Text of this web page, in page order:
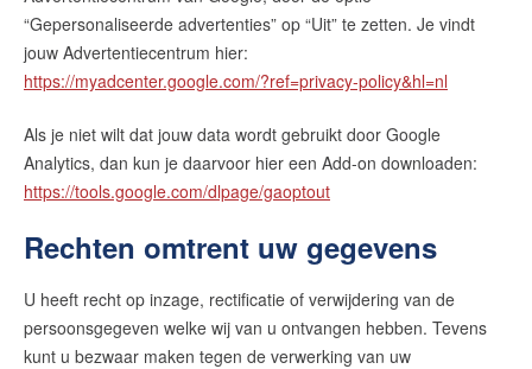
“Gepersonaliseerde advertenties” op “Uit” te zetten. Je vindt
jouw Advertentiecentrum hier:
https://myadcenter.google.com/?ref=privacy-policy&hl=nl
Als je niet wilt dat jouw data wordt gebruikt door Google
Analytics, dan kun je daarvoor hier een Add-on downloaden:
https://tools.google.com/dlpage/gaoptout
Rechten omtrent uw gegevens
U heeft recht op inzage, rectificatie of verwijdering van de
persoonsgegeven welke wij van u ontvangen hebben. Tevens
kunt u bezwaar maken tegen de verwerking van uw